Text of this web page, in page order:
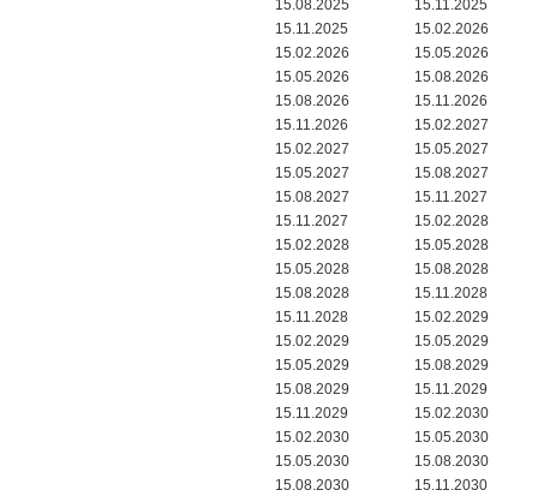
15.08.2025
15.11.2025
15.11.2025
15.02.2026
15.02.2026
15.05.2026
15.05.2026
15.08.2026
15.08.2026
15.11.2026
15.11.2026
15.02.2027
15.02.2027
15.05.2027
15.05.2027
15.08.2027
15.08.2027
15.11.2027
15.11.2027
15.02.2028
15.02.2028
15.05.2028
15.05.2028
15.08.2028
15.08.2028
15.11.2028
15.11.2028
15.02.2029
15.02.2029
15.05.2029
15.05.2029
15.08.2029
15.08.2029
15.11.2029
15.11.2029
15.02.2030
15.02.2030
15.05.2030
15.05.2030
15.08.2030
15.08.2030
15.11.2030